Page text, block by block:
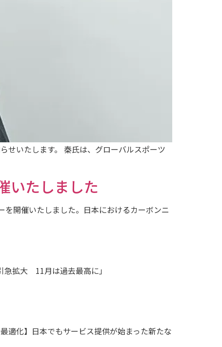
せいたします。 秦氏は、グローバルスポーツ
いたしました
開催いたしました。日本におけるカーボンニ
急拡大 11月は過去最高に」
適化】日本でもサービス提供が始まった新たな